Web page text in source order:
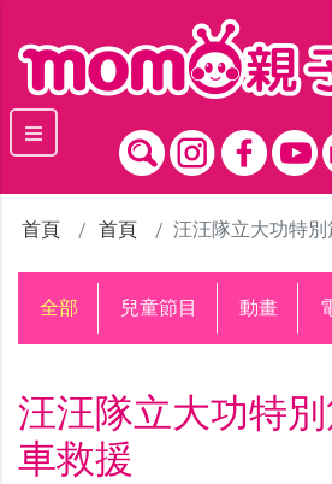
首頁 首頁 汪汪隊立大功特別篇-極速
全部 兒童節目 動畫
汪汪隊立大功特
車救援